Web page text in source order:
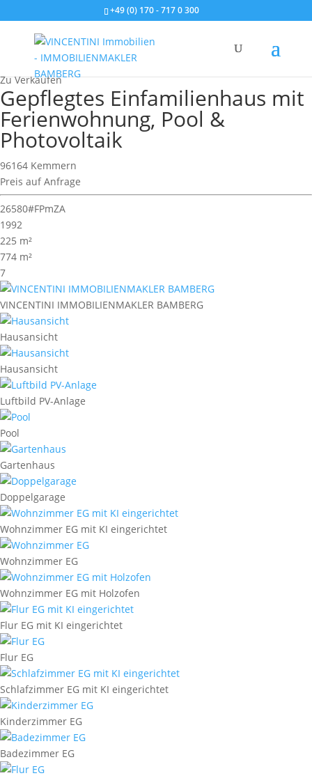
+49 (0) 170 - 717 0 300
Wohnimmobilie > Einfamilienhaus
Zu Verkaufen
Gepflegtes Einfamilienhaus mit
Ferienwohnung, Pool &
Photovoltaik
96164 Kemmern
Preis auf Anfrage
26580#FPmZA
1992
225 m²
774 m²
7
VINCENTINI IMMOBILIENMAKLER BAMBERG
Hausansicht
Hausansicht
Luftbild PV-Anlage
Pool
Gartenhaus
Doppelgarage
Wohnzimmer EG mit KI eingerichtet
Wohnzimmer EG
Wohnzimmer EG mit Holzofen
Flur EG mit KI eingerichtet
Flur EG
Schlafzimmer EG mit KI eingerichtet
Kinderzimmer EG
Badezimmer EG